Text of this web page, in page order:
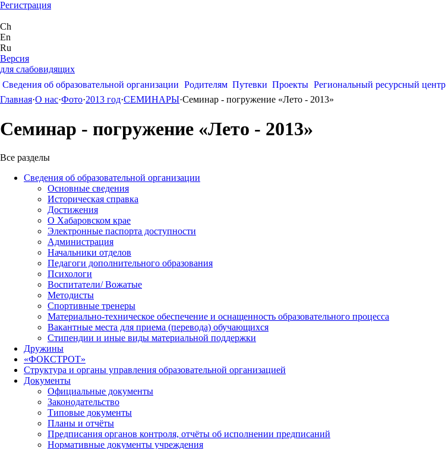
Регистрация
Ch
En
Ru
Версия
для слабовидящих
Сведения об образовательной организации Родителям Путевки Проекты Региональный ресурсный центр
Главная·О нас·Фото·2013 год·СЕМИНАРЫ·Семинар - погружение «Лето - 2013»
Семинар - погружение «Лето - 2013»
Все разделы
Сведения об образовательной организации
Основные сведения
Историческая справка
Достижения
О Хабаровском крае
Электронные паспорта доступности
Администрация
Начальники отделов
Педагоги дополнительного образования
Психологи
Воспитатели/ Вожатые
Методисты
Спортивные тренеры
Материально-техническое обеспечение и оснащенность образовательного процесса
Вакантные места для приема (перевода) обучающихся
Стипендии и иные виды материальной поддержки
Дружины
«ФОКСТРОТ»
Структура и органы управления образовательной организацией
Документы
Официальные документы
Законодательство
Типовые документы
Планы и отчёты
Предписания органов контроля, отчёты об исполнении предписаний
Нормативные документы учреждения